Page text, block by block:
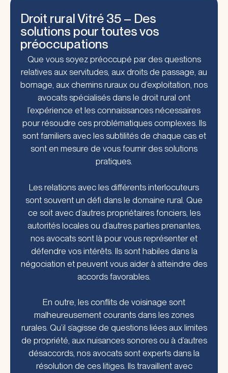
Droit rural Vitré 35 – Des
solutions pour toutes vos
préoccupations
Que vous soyez préoccupé par des questions
relatives aux servitudes, aux droits de passage, au
bornage, aux chemins ruraux ou d’exploitation, nos
avocats spécialisés dans le droit rural ont
l’expérience et les connaissances nécessaires
pour résoudre ces problématiques complexes. Ils
sont familiers avec les subtilités de chaque cas et
sont en mesure de vous fournir des solutions
pratiques.
Les relations avec les différents interlocuteurs
sont souvent un défi dans le domaine rural. Que
ce soit avec d’autres propriétaires fonciers, les
autorités locales ou d’autres parties prenantes,
nos avocats sont là pour vous représenter et
défendre vos intérêts. Ils sont habiles dans la
négociation et peuvent vous aider à atteindre des
accords favorables.
En outre, les conflits de voisinage sont
malheureusement courants dans les zones
rurales. Qu’il s’agisse de questions liées aux limites
de propriété, aux nuisances sonores ou à d’autres
désaccords, nos avocats sont experts dans la
résolution de ces litiges. Ils travaillent avec